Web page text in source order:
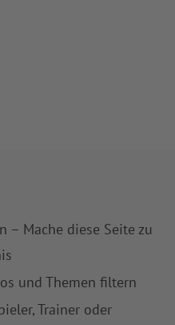
– Mache diese Seite zu
und Themen filtern
Trainer oder